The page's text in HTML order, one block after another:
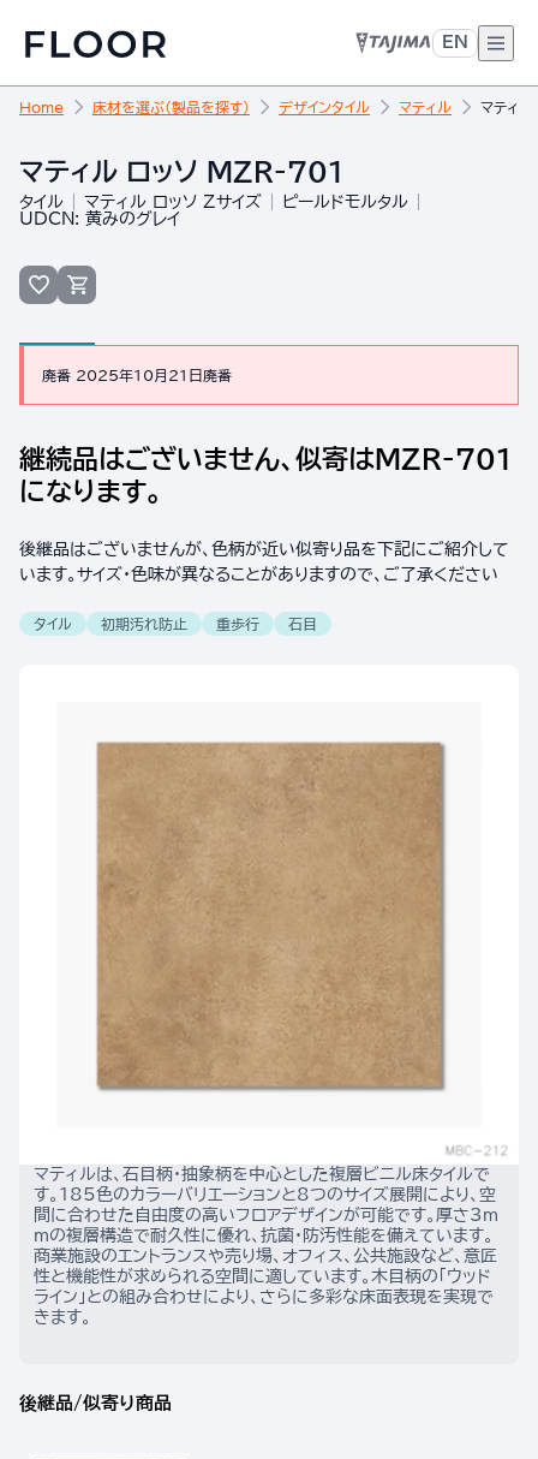
EN
Home 床材を選ぶ（製品を探す） デザインタイル マティル マティ
マティル ロッソ MZR-701
タイル マティル ロッソ Zサイズ
ピールドモルタル
UDCN: 黄みのグレイ
廃番 2025年10月21日廃番
継続品はございません、似寄はMZR-701
になります。
後継品はございませんが、色柄が近い似寄り品を下記にご紹介して
います。サイズ・色味が異なることがありますので、ご了承ください
タイル 初期汚れ防止 重歩行 石目
マティルは、石目柄・抽象柄を中心とした複層ビニル床タイルで
す。185色のカラーバリエーションと8つのサイズ展開により、空
間に合わせた自由度の高いフロアデザインが可能です。厚さ3m
mの複層構造で耐久性に優れ、抗菌・防汚性能を備えています。
商業施設のエントランスや売り場、オフィス、公共施設など、意匠
性と機能性が求められる空間に適しています。木目柄の「ウッド
ライン」との組み合わせにより、さらに多彩な床面表現を実現で
きます。
後継品/似寄り商品